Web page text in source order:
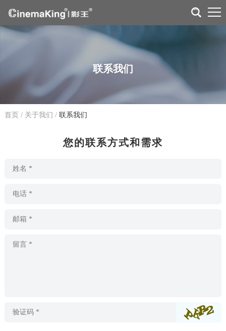
联系我们
首页 / 关于我们 / 联系我们
您的联系方式和需求